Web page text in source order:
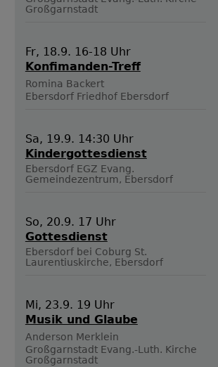
Großgarnstadt
Fr, 18.9. 16-18 Uhr
Konfimanden-Treff
Romina Backert
Ebersdorf Friedhof Ebersdorf
Sa, 19.9. 14:30 Uhr
Kindergottesdienst
Ebersdorf EGZ Evang.
Gemeindezentrum, Ebersdorf
So, 20.9. 17 Uhr
Gottesdienst
Ebersdorf bei Coburg St.
Laurentiuskirche, Ebersdorf
Mi, 23.9. 19 Uhr
Musik und Glaube
Anderson Merklein
Großgarnstadt Evang.-Luth. Kirche
Großgarnstadt